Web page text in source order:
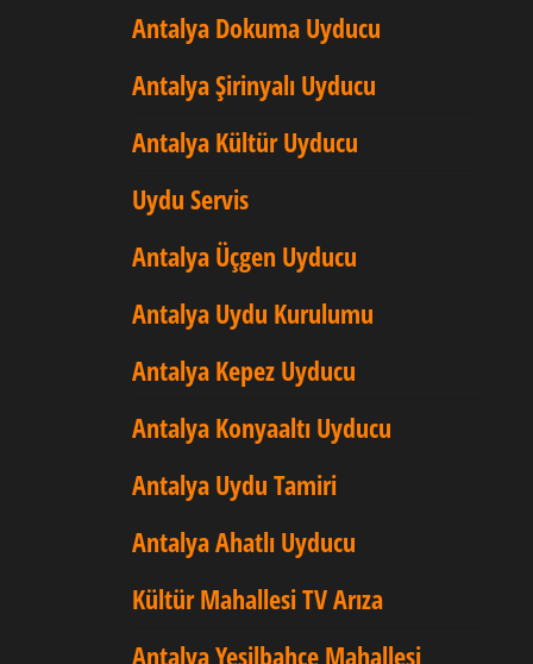
Antalya Dokuma Uyducu
Antalya Şirinyalı Uyducu
Antalya Kültür Uyducu
Uydu Servis
Antalya Üçgen Uyducu
Antalya Uydu Kurulumu
Antalya Kepez Uyducu
Antalya Konyaaltı Uyducu
Antalya Uydu Tamiri
Antalya Ahatlı Uyducu
Kültür Mahallesi TV Arıza
Antalya Yeşilbahçe Mahallesi